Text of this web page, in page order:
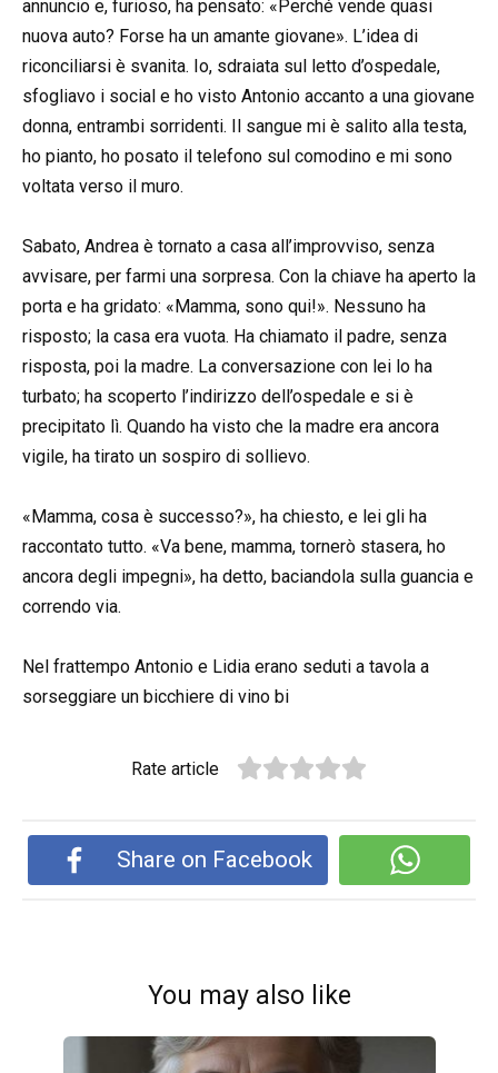
annuncio e, furioso, ha pensato: «Perché vende quasi
nuova auto? Forse ha un amante giovane». L’idea di
riconciliarsi è svanita. Io, sdraiata sul letto d’ospedale,
sfogliavo i social e ho visto Antonio accanto a una giovane
donna, entrambi sorridenti. Il sangue mi è salito alla testa,
ho pianto, ho posato il telefono sul comodino e mi sono
voltata verso il muro.
Sabato, Andrea è tornato a casa all’improvviso, senza
avvisare, per farmi una sorpresa. Con la chiave ha aperto la
porta e ha gridato: «Mamma, sono qui!». Nessuno ha
risposto; la casa era vuota. Ha chiamato il padre, senza
risposta, poi la madre. La conversazione con lei lo ha
turbato; ha scoperto l’indirizzo dell’ospedale e si è
precipitato lì. Quando ha visto che la madre era ancora
vigile, ha tirato un sospiro di sollievo.
«Mamma, cosa è successo?», ha chiesto, e lei gli ha
raccontato tutto. «Va bene, mamma, tornerò stasera, ho
ancora degli impegni», ha detto, baciandola sulla guancia e
correndo via.
Nel frattempo Antonio e Lidia erano seduti a tavola a
sorseggiare un bicchiere di vino bi
Rate article
Share on Facebook
You may also like